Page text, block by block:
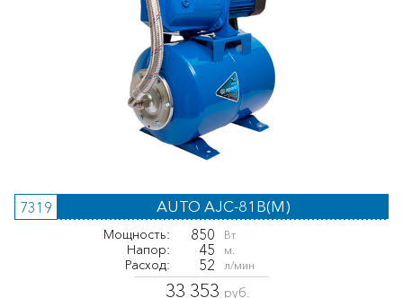
7319 AUTO AJC-81B(M)
Мощность: 850 Вт
Напор: 45 м.
Расход: 52 л/мин
33 353 руб.